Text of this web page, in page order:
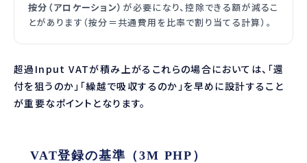
按分（アロケーション） が必要になり、控除できる額が減るこ
とがあります（按分＝共通費用を比率で割り当てる計算）。
超過Input VATが積み上がるこれらの場合においては、「還
付を狙うのか」「繰越で吸収するのか」を早めに設計すること
が重要なポイントとなります。
VAT登録の基準（3M PHP）